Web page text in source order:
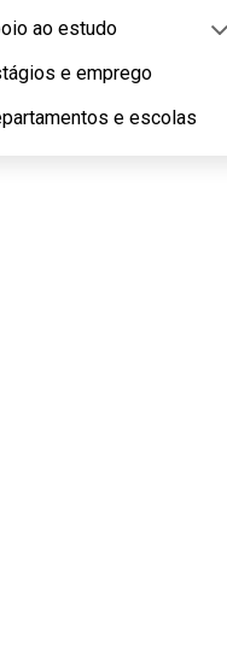
ao estudo
e emprego
e escolas